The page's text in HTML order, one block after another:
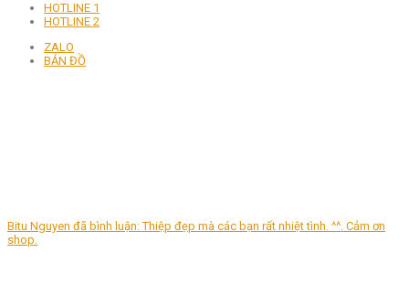
HOTLINE 1
HOTLINE 2
ZALO
BẢN ĐỒ
Bitu Nguyen đã bình luận:Thiệp đẹp mà các bạn rất nhiệt tình. ^^. Cảm ơn
shop.